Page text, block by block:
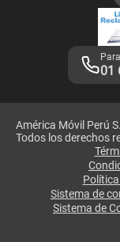
Términos y
Libro de
Legales de
01
América Móvil Perú
Todos los derechos
Sistema de
Sistema de